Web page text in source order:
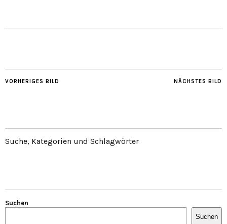
NÄCHSTES BILD
VORHERIGES BILD
Suche, Kategorien und Schlagwörter
Suchen
Suchen